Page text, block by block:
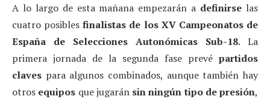
A lo largo de esta mañana empezarán a definirse las
cuatro posiblesfinalistas de los XV Campeonatos de
España de Selecciones Autonómicas Sub-18. La
primera jornada de la segunda fase prevé partidos
claves para algunos combinados, aunque también hay
otros equipos que jugarán sin ningún tipo de presión,